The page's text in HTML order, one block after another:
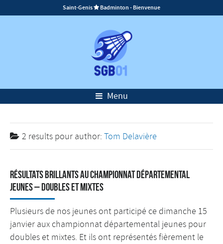
Saint-Genis Badminton - Bienvenue
Menu
2 results pour author: Tom Delavière
Résultats brillants au championnat départemental
jeunes – Doubles et mixtes
Plusieurs de nos jeunes ont participé ce dimanche 15
janvier aux championnat départemental jeunes pour
doubles et mixtes. Et ils ont représentés fièrement le